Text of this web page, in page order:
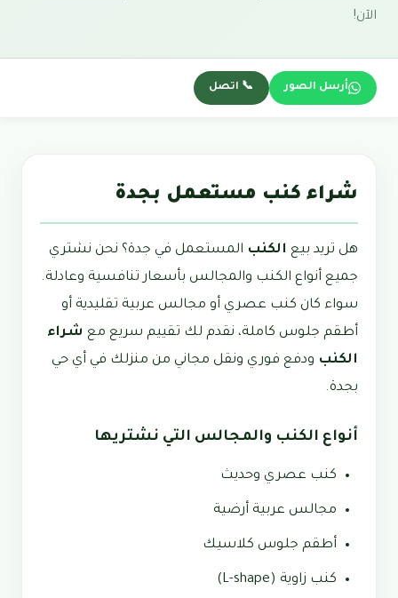
الآن!
أرسل الصور 📞 اتصل
شراء كنب مستعمل بجدة
هل تريد بيع الكنب المستعمل في جدة؟ نحن نشتري
جميع أنواع الكنب والمجالس بأسعار تنافسية وعادلة.
سواء كان كنب عصري أو مجالس عربية تقليدية أو
أطقم جلوس كاملة، نقدم لك تقييم سريع مع شراء
الكنب ودفع فوري ونقل مجاني من منزلك في أي حي
بجدة.
أنواع الكنب والمجالس التي نشتريها
كنب عصري وحديث
مجالس عربية أرضية
أطقم جلوس كلاسيك
كنب زاوية (L-shape)